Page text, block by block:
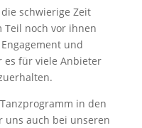
schwierige Zeit
noch vor ihnen
und
es für viele Anbieter
in den
uns auch bei unseren